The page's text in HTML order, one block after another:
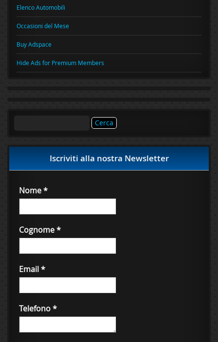
Elenco Automobili
Occasioni del Mese
Buy Adspace
Hide Ads for Premium Members
Iscriviti alla nostra Newsletter
Nome*
Cognome*
Email*
Telefono*